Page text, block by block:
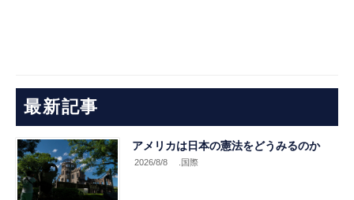
最新記事
アメリカは日本の憲法をどうみるのか
2026/8/8 .国際